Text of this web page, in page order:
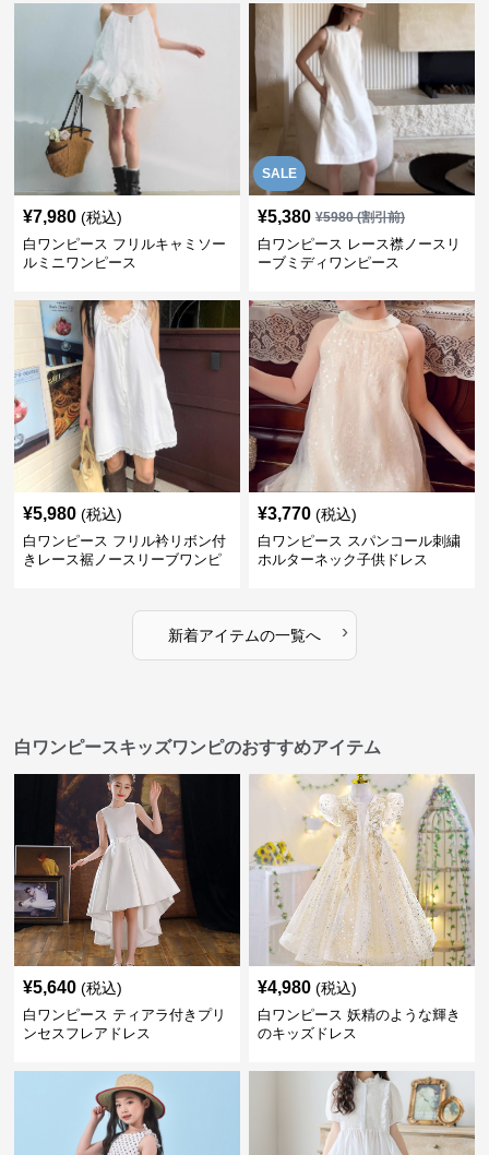
¥7,980 (税込)
白ワンピース フリルキャミソー
ルミニワンピース
SALE
¥5,380 ¥5980(割引前)
白ワンピース レース襟ノースリ
ーブミディワンピース
¥5,980 (税込)
白ワンピース フリル衿リボン付
きレース裾ノースリーブワンピ
¥3,770 (税込)
白ワンピース スパンコール刺繍
ホルターネック子供ドレス
新着アイテムの一覧へ ›
白ワンピースキッズワンピのおすすめアイテム
¥5,640 (税込)
白ワンピース ティアラ付きプリ
ンセスフレアドレス
¥4,980 (税込)
白ワンピース 妖精のような輝き
のキッズドレス